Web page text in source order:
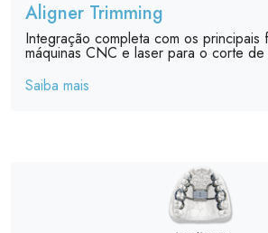
Aligner Trimming
Integração completa com os principais
máquinas CNC e laser para o corte de
Saiba mais